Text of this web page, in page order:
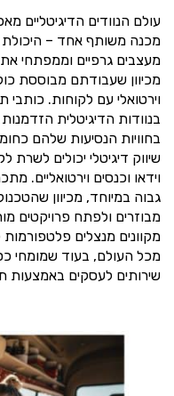
עולם הנוודים הדיגיטליים
מכנה משותף אחד –
מעצבים גרפיים וממפתחי
מכיוון שעבודתם מבוססת
וירטואלי עם לקוחות. כותבי
בנוודות הדיגיטלית
בחוויות הנסיעות שלהם
שיווק דיגיטלי יכולים
וידאו וכנסים וירטואליים.
גבוה במיוחד, מכיוון
מבוזרים ולפתח פרויקטים
מקוונים מנצלים
מכל העולם, בעוד שמומחי
שירותים לעסקים באמצעות